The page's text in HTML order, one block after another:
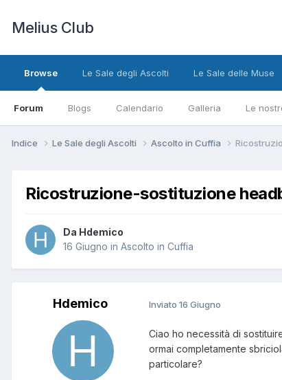
Melius Club
Browse
Forum Blogs Calendario Galleria Le
Le Sale degli Ascolti Le Sale delle Muse
Indice Le Sale degli Ascolti Ascolto in Cuffia
Ricostruzione-sostituzione
Da Hdemico
16 Giugno in Ascolto in Cuffia
Hdemico Inviato 16 Giugno
Ciao ho necessità di
ormai completamente
particolare?